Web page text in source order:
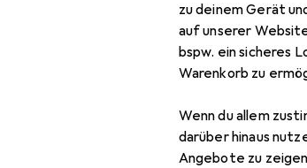
zu deinem Gerät
auf unserer
bspw. ein sicheres
Warenkorb zu
Wenn du allem
darüber hinaus
Angebote zu